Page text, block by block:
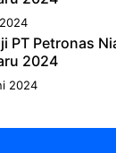
PT Petronas
2024
2024